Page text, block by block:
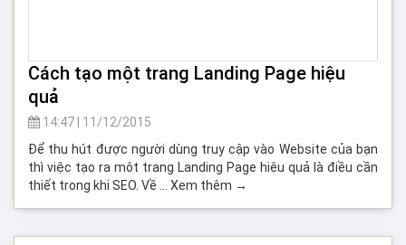
Cách tạo một trang Landing Page hiệu
quả
14:47
11/12/2015
Để thu hút được người dùng truy cập vào Website của bạn
thì việc tạo ra môt trang Landing Page hiêu quả là điều cần
thiết trong khi SEO. Về … Xem thêm →